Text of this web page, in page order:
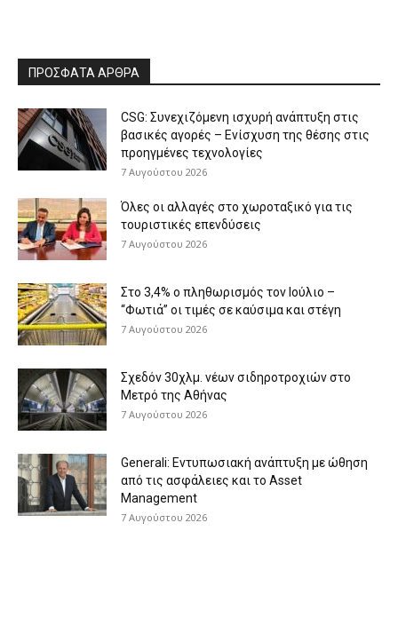
ΠΡΟΣΦΑΤΑ ΑΡΘΡΑ
CSG: Συνεχιζόμενη ισχυρή ανάπτυξη στις
βασικές αγορές – Ενίσχυση της θέσης στις
προηγμένες τεχνολογίες
7 Αυγούστου 2026
Όλες οι αλλαγές στο χωροταξικό για τις
τουριστικές επενδύσεις
7 Αυγούστου 2026
Στο 3,4% ο πληθωρισμός τον Ιούλιο –
“Φωτιά” οι τιμές σε καύσιμα και στέγη
7 Αυγούστου 2026
Σχεδόν 30χλμ. νέων σιδηροτροχιών στο
Μετρό της Αθήνας
7 Αυγούστου 2026
Generali: Eντυπωσιακή ανάπτυξη με ώθηση
από τις ασφάλειες και το Asset
Management
7 Αυγούστου 2026